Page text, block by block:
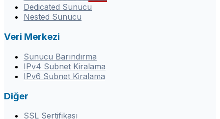
Dedicated Sunucu
Nested Sunucu
Veri Merkezi
Sunucu Barındırma
IPv4 Subnet Kiralama
IPv6 Subnet Kiralama
Diğer
SSL Sertifikası